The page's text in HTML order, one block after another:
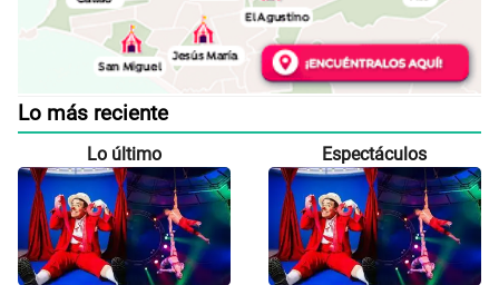
Lo más reciente
Lo último Espectáculos